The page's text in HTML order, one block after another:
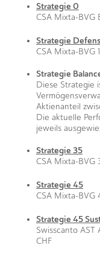
Strategie 0
CSA Mixta-BVG
Strategie
CSA Mixta-BVG
Strategie
Diese Strategie
Aktienanteil
Die aktuelle
jeweils
Strategie 35
CSA Mixta-BVG
Strategie 45
CSA Mixta-BVG
Strategie 45
Swisscanto AST
CHF